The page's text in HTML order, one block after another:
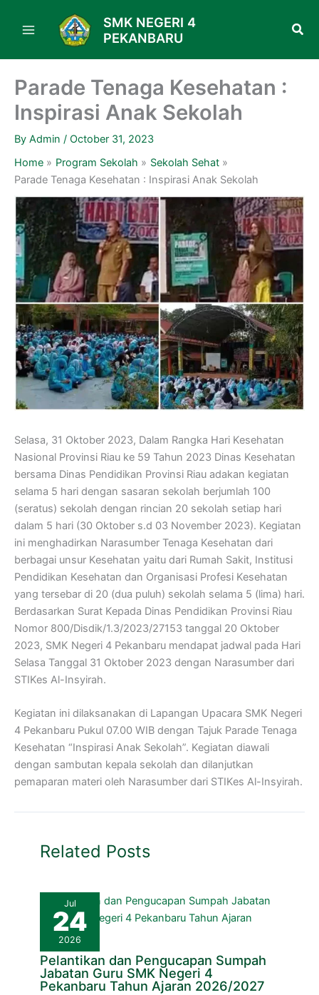
SMK NEGERI 4
PEKANBARU
Parade Tenaga Kesehatan :
Inspirasi Anak Sekolah
By Admin / October 31, 2023
Home
Program Sekolah
Sekolah Sehat
Parade Tenaga Kesehatan : Inspirasi Anak Sekolah
Selasa, 31 Oktober 2023, Dalam Rangka Hari Kesehatan
Nasional Provinsi Riau ke 59 Tahun 2023 Dinas Kesehatan
bersama Dinas Pendidikan Provinsi Riau adakan kegiatan
selama 5 hari dengan sasaran sekolah berjumlah 100
(seratus) sekolah dengan rincian 20 sekolah setiap hari
dalam 5 hari (30 Oktober s.d 03 November 2023). Kegiatan
ini menghadirkan Narasumber Tenaga Kesehatan dari
berbagai unsur Kesehatan yaitu dari Rumah Sakit, Institusi
Pendidikan Kesehatan dan Organisasi Profesi Kesehatan
yang tersebar di 20 (dua puluh) sekolah selama 5 (lima) hari.
Berdasarkan Surat Kepada Dinas Pendidikan Provinsi Riau
Nomor 800/Disdik/1.3/2023/27153 tanggal 20 Oktober
2023, SMK Negeri 4 Pekanbaru mendapat jadwal pada Hari
Selasa Tanggal 31 Oktober 2023 dengan Narasumber dari
STIKes Al-Insyirah.
Kegiatan ini dilaksanakan di Lapangan Upacara SMK Negeri
4 Pekanbaru Pukul 07.00 WIB dengan Tajuk Parade Tenaga
Kesehatan “Inspirasi Anak Sekolah”. Kegiatan diawali
dengan sambutan kepala sekolah dan dilanjutkan
pemaparan materi oleh Narasumber dari STIKes Al-Insyirah.
Related Posts
Jul
24
2026
Pelantikan dan Pengucapan Sumpah
Jabatan Guru SMK Negeri 4
Pekanbaru Tahun Ajaran 2026/2027